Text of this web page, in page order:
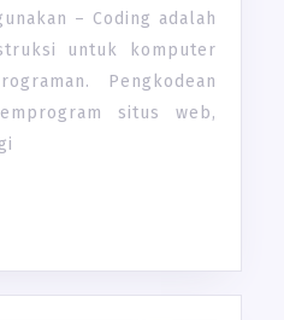
– Coding adalah
untuk komputer
Pengkodean
situs web,